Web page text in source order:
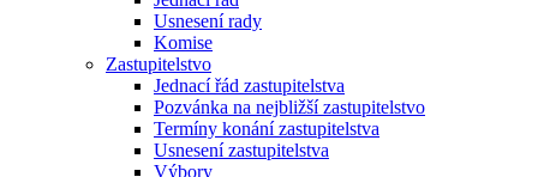
Usnesení rady
Komise
Zastupitelstvo
Jednací řád zastupitelstva
Pozvánka na nejbližší zastupitelstvo
Termíny konání zastupitelstva
Usnesení zastupitelstva
Výbory